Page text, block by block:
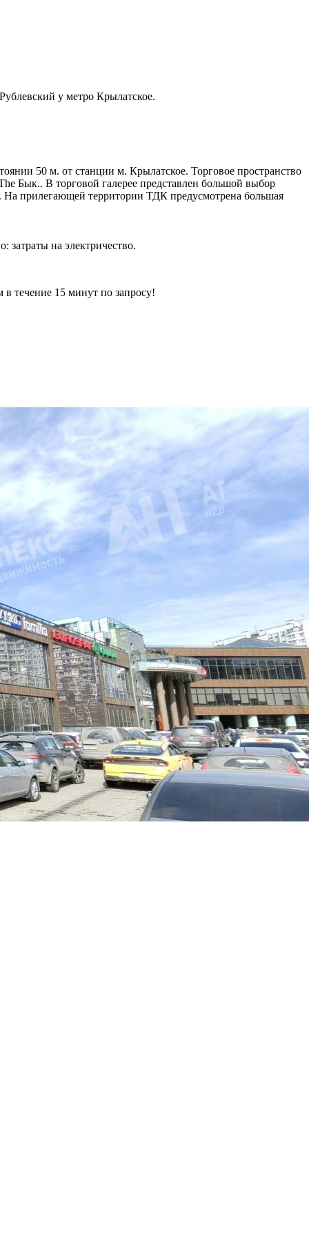
у метро Крылатское.
50 м. от станции м. Крылатское. Торговое пространство
Бык.. В торговой галерее представлен большой выбор
На прилегающей территории ТДК предусмотрена большая
на электричество.
15 минут по запросу!